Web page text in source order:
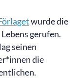
wurde die
gerufen.
seinen
die